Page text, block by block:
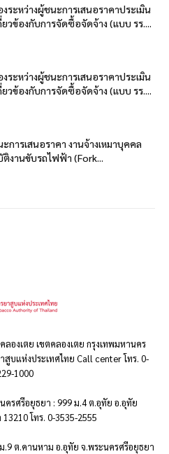
งระหว่างผู้ชนะการเสนอราคาประเมิน
ยวข้องกับการจัดซื้อจัดจ้าง (แบบ รร....
งระหว่างผู้ชนะการเสนอราคาประเมิน
ยวข้องกับการจัดซื้อจัดจ้าง (แบบ รร....
การเสนอราคา งานจ้างเหมาบุคคล
งานขับรถไฟฟ้า (Fork...
องเตย เขตคลองเตย กรุงเทพมหานคร
บแห่งประเทศไทย Call center โทร. 0-
1000
ครศรีอยุธยา : 999 ม.4 ต.อุทัย อ.อุทัย
โทร. 0-3535-2555
ต.คานหาม อ.อุทัย จ.พระนครศรีอยุธยา